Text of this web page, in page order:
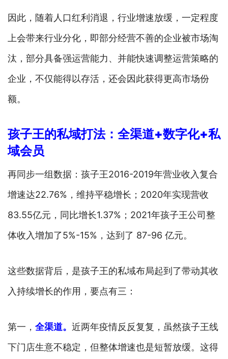
因此，随着人口红利消退，行业增速放缓，一定程度
上会带来行业分化，即部分经营不善的企业被市场淘
汰，部分具备强运营能力、并能快速调整运营策略的
企业，不仅能得以存活，还会因此获得更高市场份
额。
孩子王的私域打法： 全渠道+数字化+私
域会员
再同步一组数据：孩子王2016-2019年营业收入复合
增速达22.76%，维持平稳增长；2020年实现营收
83.55亿元，同比增长1.37%；2021年孩子王公司整
体收入增加了5%-15%，达到了 87-96 亿元。
这些数据背后，是孩子王的私域布局起到了带动其收
入持续增长的作用，要点有三：
第一， 全渠道。 近两年疫情反反复复，虽然孩子王线
下门店生意不稳定，但整体增速也是短暂放缓。这得